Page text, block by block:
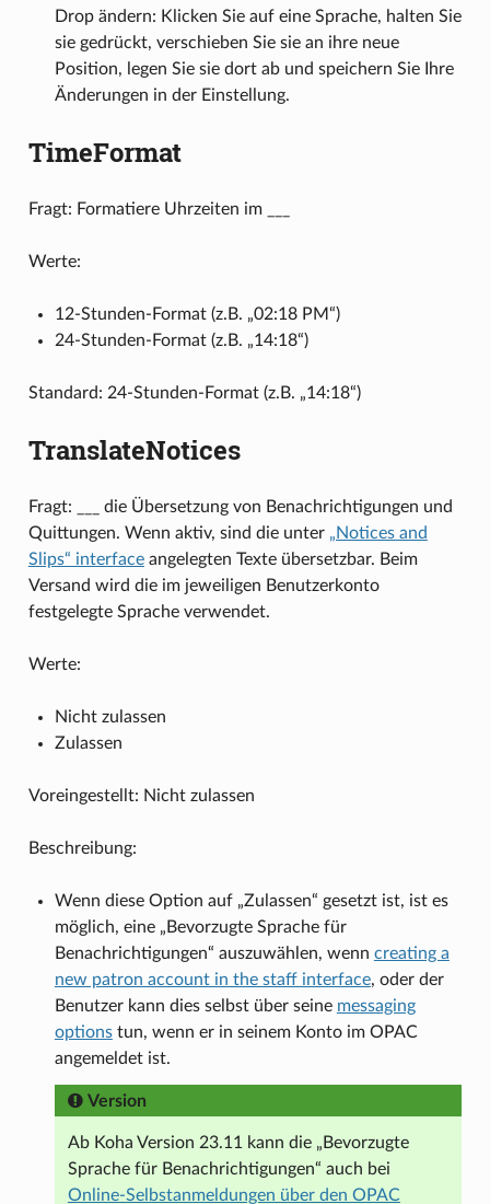
Drop ändern: Klicken Sie auf eine Sprache, halten Sie
sie gedrückt, verschieben Sie sie an ihre neue
Position, legen Sie sie dort ab und speichern Sie Ihre
Änderungen in der Einstellung.
TimeFormat
Fragt: Formatiere Uhrzeiten im ___
Werte:
12-Stunden-Format (z.B. „02:18 PM“)
24-Stunden-Format (z.B. „14:18“)
Standard: 24-Stunden-Format (z.B. „14:18“)
TranslateNotices
Fragt: ___ die Übersetzung von Benachrichtigungen und
Quittungen. Wenn aktiv, sind die unter „Notices and
Slips“ interfaceangelegten Texte übersetzbar. Beim
Versand wird die im jeweiligen Benutzerkonto
festgelegte Sprache verwendet.
Werte:
Nicht zulassen
Zulassen
Voreingestellt: Nicht zulassen
Beschreibung:
Wenn diese Option auf „Zulassen“ gesetzt ist, ist es
möglich, eine „Bevorzugte Sprache für
Benachrichtigungen“ auszuwählen, wenn creating a
new patron account in the staff interface, oder der
Benutzer kann dies selbst über seine messaging
optionstun, wenn er in seinem Konto im OPAC
angemeldet ist.
Version
Ab Koha Version 23.11 kann die „Bevorzugte
Sprache für Benachrichtigungen“ auch bei
Online-Selbstanmeldungen über den OPAC